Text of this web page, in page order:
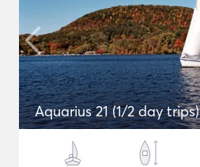
Aquarius 21 (1/2 day trips)